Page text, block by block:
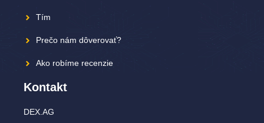
Tím
Prečo nám dôverovať?
Ako robíme recenzie
Kontakt
DEX.AG